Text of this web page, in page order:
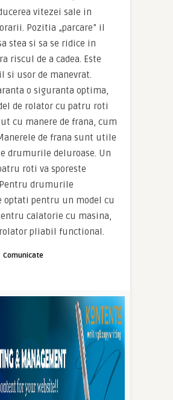
vitezei sale in
Pozitia „parcare” il
stea si sa se ridice in
riscul de a cadea. Este
si usor de manevrat.
o siguranta optima,
de rolator cu patru roti
cu manere de frana, cum
de frana sunt utile
drumurile deluroase. Un
roti va sporeste
drumurile
optati pentru un model cu
calatorie cu masina,
pliabil functional.
Comunicate